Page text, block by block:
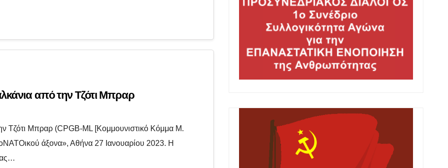
από την Τζότι Μπραρ
Τζότι Μπραρ (CPGB-ML [Κομμουνιστικό Κόμμα Μ.
άξονα», Αθήνα 27 Ιανουαρίου 2023. Η